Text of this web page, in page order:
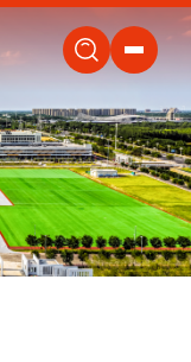
关闭